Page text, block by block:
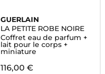
GUERLAIN
LA PETITE ROBE NOIRE
Coffret eau de parfum +
lait pour le corps +
miniature
116,00 €